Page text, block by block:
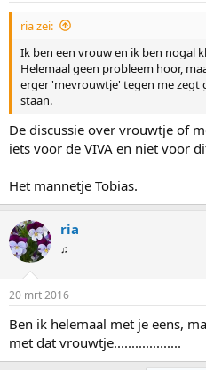
ria zei:
Ik ben een vrouw en ik ben nogal
Helemaal geen probleem hoor,
erger 'mevrouwtje' tegen me zegt
staan.
De discussie over vrouwtje of
iets voor de VIVA en niet voor
Het mannetje Tobias.
ria
♫
20 mrt 2016
Ben ik helemaal met je eens,
met dat vrouwtje...................